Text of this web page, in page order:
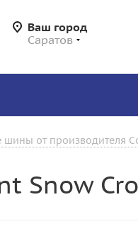
Ваш город
Саратов
шины от производителя
Snow